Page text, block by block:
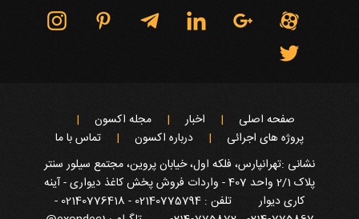
صفحه اصلی اخبار
مجله اکسون
پروژه های اجرائی
درباره اکسون
تماس با ما
نشانی :تهرانپارس، فلکه اول، خیابان پروین، مجتمع سیلور سنتر
پلاک 2/1 واحد 407 - واردات فروش پخش کاغذ دیواری - آینه
کاری دیوار
تلفن : 02140775794 - 02140776418 -